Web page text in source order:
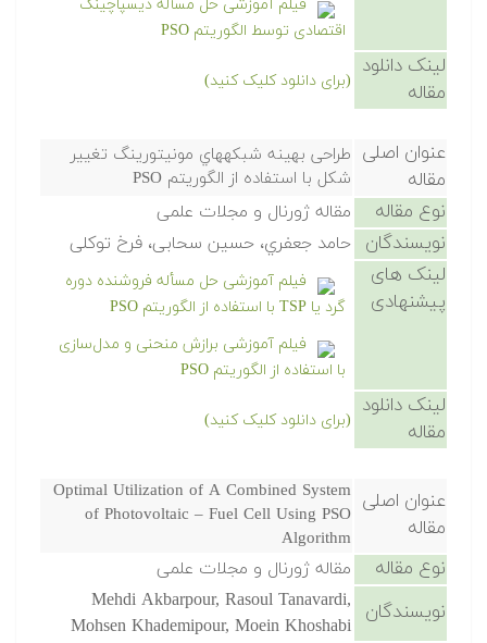
فیلم آموزشی حل مسأله دیسپاچینگ
اقتصادی توسط الگوریتم PSO
لینک دانلود
مقاله
(برای دانلود کلیک کنید)
عنوان اصلی
مقاله
طراحی بهینه شبکههاي مونیتورینگ تغییر
شکل با استفاده از الگوریتم PSO
نوع مقاله مقاله ژورنال و مجلات علمی
نویسندگان حامد جعفري، حسین سحابی، فرخ توکلی
لینک های
پیشنهادی
فیلم آموزشی حل مسأله فروشنده دوره
گرد یا TSP با استفاده از الگوریتم PSO
فیلم آموزشی برازش منحنی و مدل‌سازی
با استفاده از الگوریتم PSO
لینک دانلود
مقاله
(برای دانلود کلیک کنید)
عنوان اصلی
مقاله
Optimal Utilization of A Combined System
of Photovoltaic – Fuel Cell Using PSO
Algorithm
نوع مقاله مقاله ژورنال و مجلات علمی
نویسندگان
Mehdi Akbarpour, Rasoul Tanavardi,
Mohsen Khademipour, Moein Khoshabi